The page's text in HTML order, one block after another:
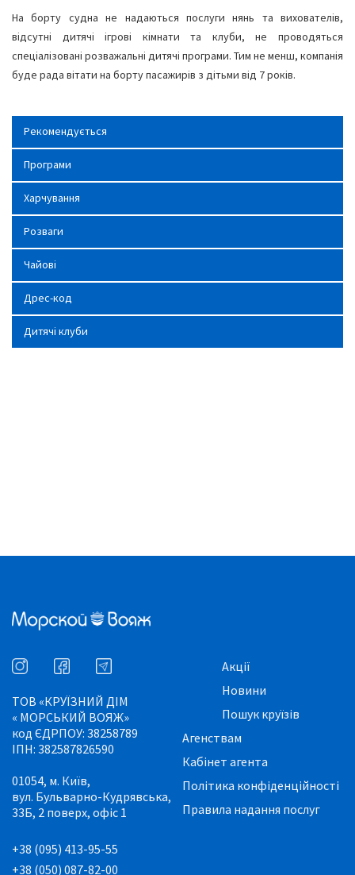
На борту судна не надаються послуги нянь та вихователів,
відсутні дитячі ігрові кімнати та клуби, не проводяться
спеціалізовані розважальні дитячі програми. Тим не менш, компанія
буде рада вітати на борту пасажирів з дітьми від 7 років.
Рекомендується
Програми
Харчування
Розваги
Чайові
Дрес-код
Дитячі клуби
ТОВ «КРУЇЗНИЙ ДІМ
« МОРСЬКИЙ ВОЯЖ»
код ЄДРПОУ: 38258789
ІПН: 382587826590
01054, м. Київ,
вул. Бульварно-Кудрявська,
33Б, 2 поверх, офіс 1
+38 (095) 413-95-55
+38 (050) 087-82-00
Акції
Новини
Пошук круїзів
Агенствам
Кабінет агента
Політика конфіденційності
Правила надання послуг